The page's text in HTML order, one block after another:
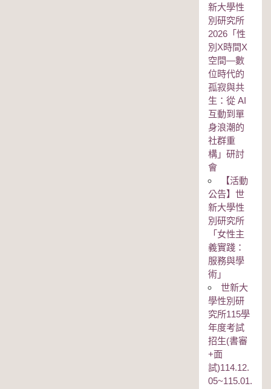
新大學性
別研究所
2026「性
別Χ時間Χ
空間—數
位時代的
孤寂與共
生：從 AI
互動到單
身浪潮的
社群重
構」研討
會
【活動
公告】世
新大學性
別研究所
「女性主
義實踐：
服務與學
術」
世新大
學性別研
究所115學
年度考試
招生(書審
+面
試)114.12.
05~115.01.